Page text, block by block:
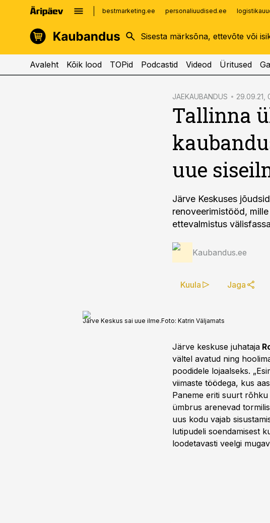
bestmarketing.ee personaliuudised.ee
kinnisvarauudised.ee
logistikauudised.ee
imelineajalugu.ee
Avaleht Kõik lood TOPid Podcastid Videod Üritused
JAEKAUBANDUS 29.09.21,
Tallinna
uue
Järve Keskuses
renoveerimistööd,
ettevalmistus
Kaubandus.ee
Kuula Jaga
Järve Keskus sai uue ilme.Foto: Katrin Väljamats
Järve keskuse juhataja
vältel avatud ning
poodidele lojaalseks.
viimaste töödega, kus
Paneme eriti suurt
ümbrus arenevad
uus kodu vajab
lutipudeli soendamisest
loodetavasti veelgi